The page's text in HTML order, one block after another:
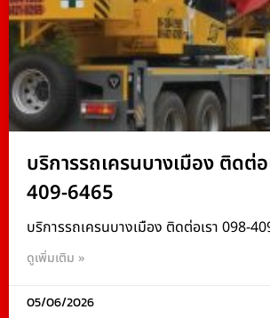
บริการรถเครนบางเมือง ติดต่
409-6465
บริการรถเครนบางเมือง ติดต่อเรา 098-
ดูเพิ่มเติม »
05/06/2026